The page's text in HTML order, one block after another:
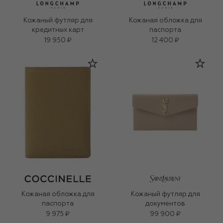
Кожаный футляр для
кредитных карт
19 950 ₽
Кожаная обложка для
паспорта
12 400 ₽
Кожаная обложка для
паспорта
9 975 ₽
Кожаный футляр для
документов
99 900 ₽